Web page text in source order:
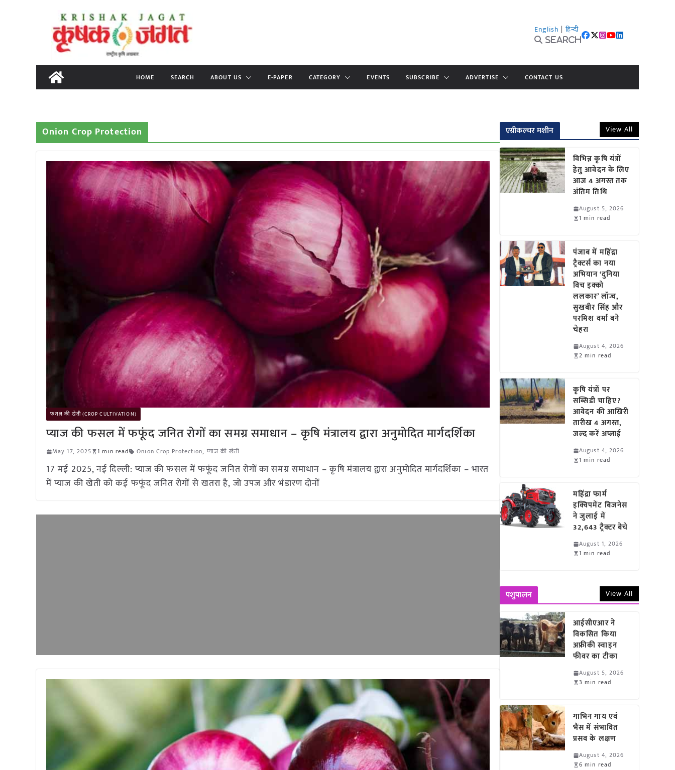
content
English | हिन्दी
Search
HOME SEARCH ABOUT US E-PAPER CATEGORY EVENTS SUBSCRIBE ADVERTISE CONTACT US
Onion Crop Protection
फसल की खेती (CROP CULTIVATION)
प्याज की फसल में फफूंद जनित रोगों का समग्र समाधान – कृषि मंत्रालय द्वारा अनुमोदित मार्गदर्शिका
May 17, 2025 1 min read Onion Crop Protection, प्याज की खेती
17 मई 2025, नई दिल्ली: प्याज की फसल में फफूंद जनित रोगों का समग्र समाधान – कृषि मंत्रालय द्वारा अनुमोदित मार्गदर्शिका – भारत
में प्याज की खेती को कई फफूंद जनित रोगों से खतरा है, जो उपज और भंडारण दोनों
एग्रीकल्चर मशीन View All
विभिन्न कृषि यंत्रों
हेतु आवेदन के लिए
आज 4 अगस्त तक
अंतिम तिथि
August 5, 2026
1 min read
पंजाब में महिंद्रा
ट्रैक्टर्स का नया
अभियान ‘दुनिया
विच इक्को
ललकार’ लॉन्च,
सुखबीर सिंह और
परमिश वर्मा बने
चेहरा
August 4, 2026
2 min read
कृषि यंत्रों पर
सब्सिडी चाहिए?
आवेदन की आखिरी
तारीख 4 अगस्त,
जल्द करें अप्लाई
August 4, 2026
1 min read
महिंद्रा फार्म
इक्विपमेंट बिजनेस
ने जुलाई में
32,643 ट्रैक्टर बेचे
August 1, 2026
1 min read
पशुपालन View All
आईसीएआर ने
विकसित किया
अफ्रीकी स्वाइन
फीवर का टीका
August 5, 2026
3 min read
गाभिन गाय एवं
भैंस में संभावित
प्रसव के लक्षण
August 4, 2026
6 min read